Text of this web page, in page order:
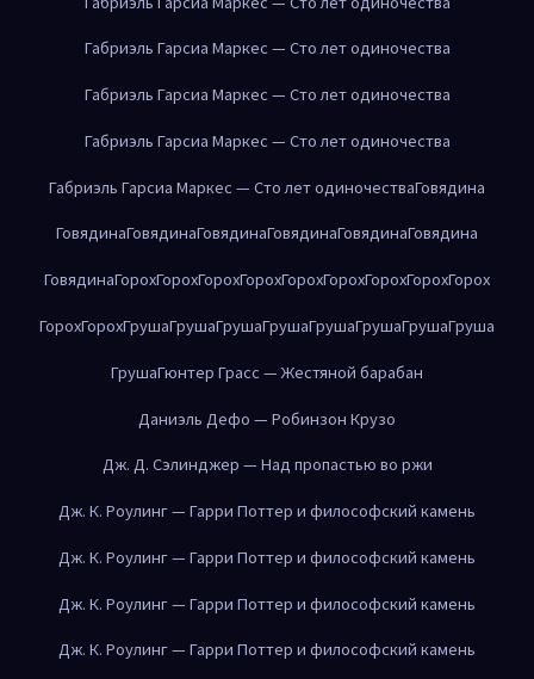
Габриэль Гарсиа Маркес — Сто лет одиночества
Габриэль Гарсиа Маркес — Сто лет одиночества
Габриэль Гарсиа Маркес — Сто лет одиночества
Габриэль Гарсиа Маркес — Сто лет одиночестваГовядина
ГовядинаГовядинаГовядинаГовядинаГовядинаГовядина
ГовядинаГорохГорохГорохГорохГорохГорохГорохГорохГорох
ГорохГорохГрушаГрушаГрушаГрушаГрушаГрушаГрушаГруша
ГрушаГюнтер Грасс — Жестяной барабан
Даниэль Дефо — Робинзон Крузо
Дж. Д. Сэлинджер — Над пропастью во ржи
Дж. К. Роулинг — Гарри Поттер и философский камень
Дж. К. Роулинг — Гарри Поттер и философский камень
Дж. К. Роулинг — Гарри Поттер и философский камень
Дж. К. Роулинг — Гарри Поттер и философский камень